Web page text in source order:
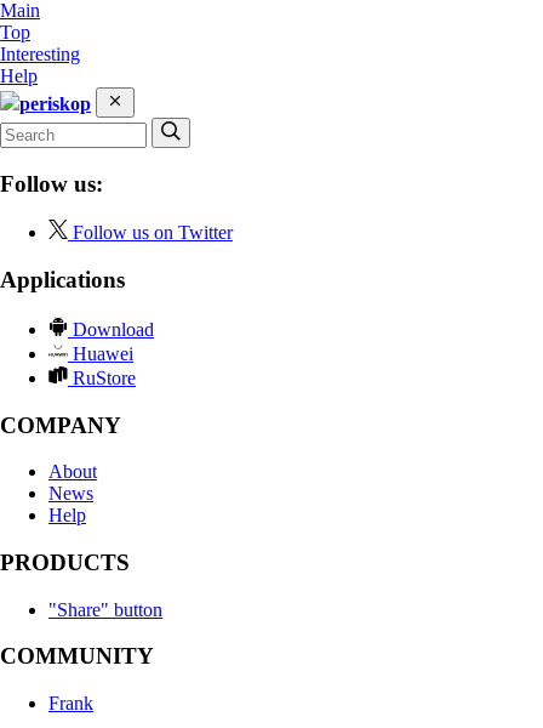
Main
Top
Interesting
Help
periskop
Follow us:
Follow us on Twitter
Applications
Download
Huawei
RuStore
COMPANY
About
News
Help
PRODUCTS
"Share" button
COMMUNITY
Frank